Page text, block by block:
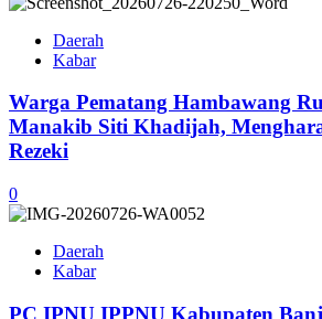
Daerah
Kabar
Warga Pematang Hambawang
Manakib Siti Khadijah,
Rezeki
0
Daerah
Kabar
PC IPNU IPPNU Kabupaten